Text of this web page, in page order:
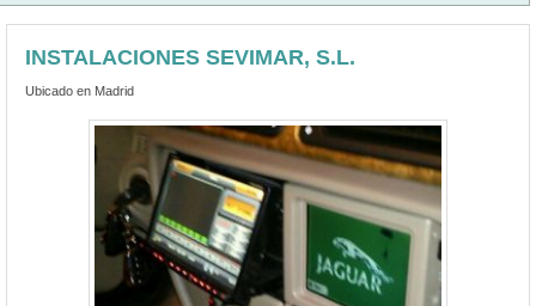
INSTALACIONES SEVIMAR, S.L.
Ubicado en Madrid